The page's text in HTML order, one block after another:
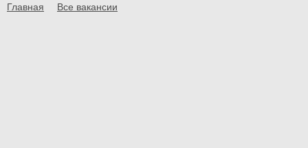
Главная
Все вакансии